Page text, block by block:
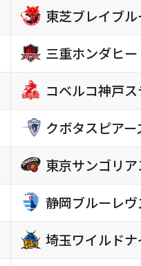
東芝ブレイブ
三重ホンダヒー
コベルコ神戸
クボタスピア
東京サンゴリア
静岡ブルーレヴ
埼玉ワイルド